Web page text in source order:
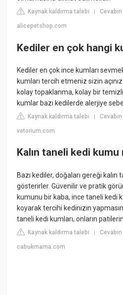
Kaynak kaldırma talebi |
alicepetshop.com
Kediler en çok hangi
Kediler en çok ince kumları
kumları tercih etmeniz sizin
kolay topaklanma, kolay bir
kumlar bazı kedilerde alerjiye
Kaynak kaldırma talebi |
vetorium.com
Kalın taneli kedi kumu
Bazı kediler, doğaları gereği
gösterirler. Güvenilir ve pratik
kumunu bir kaba, ince taneli kedi
koyarak tercihi kedinizin
taneli kedi kumları, onların
Kaynak kaldırma talebi |
cabukmama.com